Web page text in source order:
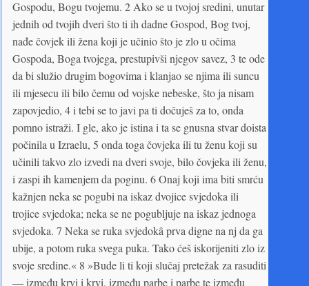
Gospodu, Bogu tvojemu. 2 Ako se u tvojoj sredini, unutar
jednih od tvojih dveri što ti ih dadne Gospod, Bog tvoj,
nađe čovjek ili žena koji je učinio što je zlo u očima
Gospoda, Boga tvojega, prestupivši njegov savez, 3 te ode
da bi služio drugim bogovima i klanjao se njima ili suncu
ili mjesecu ili bilo čemu od vojske nebeske, što ja nisam
zapovjedio, 4 i tebi se to javi pa ti dočuješ za to, onda
pomno istraži. I gle, ako je istina i ta se gnusna stvar doista
počinila u Izraelu, 5 onda toga čovjeka ili tu ženu koji su
učinili takvo zlo izvedi na dveri svoje, bilo čovjeka ili ženu,
i zaspi ih kamenjem da poginu. 6 Onaj koji ima biti smrću
kažnjen neka se pogubi na iskaz dvojice svjedoka ili
trojice svjedoka; neka se ne pogubljuje na iskaz jednoga
svjedoka. 7 Neka se ruka svjedokâ prva digne na nj da ga
ubije, a potom ruka svega puka. Tako ćeš iskorijeniti zlo iz
svoje sredine.« 8 »Bude li ti koji slučaj pretežak za rasuditi
— između krvi i krvi, između parbe i parbe te između